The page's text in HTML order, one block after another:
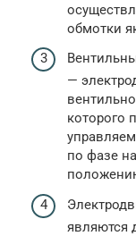
обмотки
—
которого
по фазе
являются